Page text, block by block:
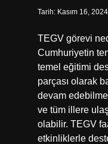
Tarih: Kasım 16, 2024
TEGV görevi
Cumhuriyetin
temel eğitimi
parçası olarak
devam
ve tüm illere
olabilir. TEGV
etkinliklerle